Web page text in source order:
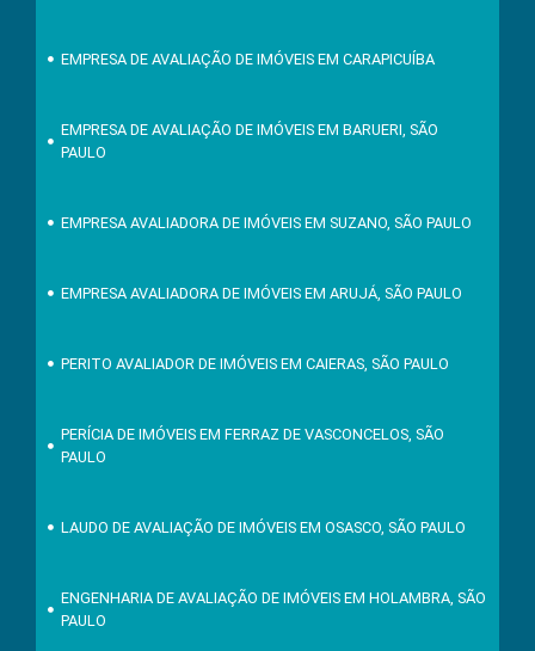
EMPRESA DE AVALIAÇÃO DE IMÓVEIS EM CARAPICUÍBA
EMPRESA DE AVALIAÇÃO DE IMÓVEIS EM BARUERI, SÃO
PAULO
EMPRESA AVALIADORA DE IMÓVEIS EM SUZANO, SÃO PAULO
EMPRESA AVALIADORA DE IMÓVEIS EM ARUJÁ, SÃO PAULO
PERITO AVALIADOR DE IMÓVEIS EM CAIERAS, SÃO PAULO
PERÍCIA DE IMÓVEIS EM FERRAZ DE VASCONCELOS, SÃO
PAULO
LAUDO DE AVALIAÇÃO DE IMÓVEIS EM OSASCO, SÃO PAULO
ENGENHARIA DE AVALIAÇÃO DE IMÓVEIS EM HOLAMBRA, SÃO
PAULO